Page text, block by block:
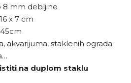
8 mm debljine
x 7 cm
akvarijuma, staklenih ograda
na duplom staklu